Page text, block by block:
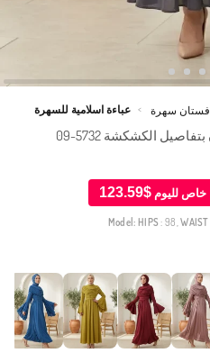
فستان سهرة > عباءة اسلامية للسهرة
فستان سهرة محتشم من الساتان بتفاصيل الكشكشة 5732-09
خاص لليوم$123.59
Model: HIPS: 98,WAIST